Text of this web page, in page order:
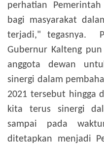
perhatian
bagi masyarakat
terjadi," tegasnya.
Gubernur Kalteng
anggota dewan
sinergi dalam
2021 tersebut hingga
kita terus sinergi
sampai pada
ditetapkan menjadi